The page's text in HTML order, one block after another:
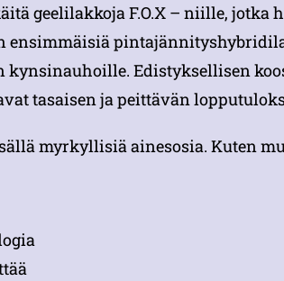
geelilakkoja F.O.X – niille, jotka
ensimmäisiä
kynsinauhoille. Edistyksellisen
tasaisen ja peittävän
myrkyllisiä ainesosia. Kuten